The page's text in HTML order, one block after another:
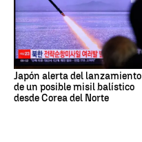
Japón alerta del lanzamiento
de un posible misil balístico
desde Corea del Norte